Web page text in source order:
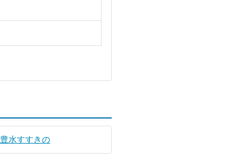
豊水すすきの